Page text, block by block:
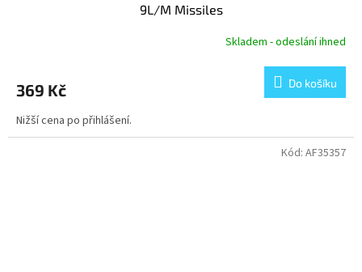
9L/M Missiles
Skladem - odeslání ihned
369 Kč Do košíku
Nižší cena po přihlášení.
Kód: AF35357